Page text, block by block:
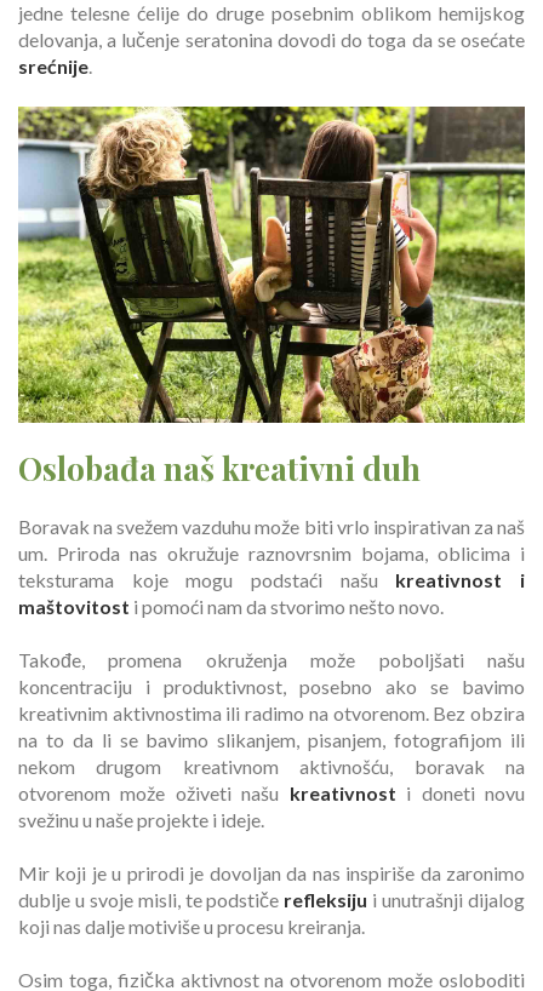
jedne telesne ćelije do druge posebnim oblikom hemijskog
delovanja, a lučenje seratonina dovodi do toga da se osećate
srećnije.
Oslobađa naš kreativni duh
Boravak na svežem vazduhu može biti vrlo inspirativan za naš
um. Priroda nas okružuje raznovrsnim bojama, oblicima i
teksturama koje mogu podstaći našu kreativnost i
maštovitost i pomoći nam da stvorimo nešto novo.
Takođe, promena okruženja može poboljšati našu
koncentraciju i produktivnost, posebno ako se bavimo
kreativnim aktivnostima ili radimo na otvorenom. Bez obzira
na to da li se bavimo slikanjem, pisanjem, fotografijom ili
nekom drugom kreativnom aktivnošću, boravak na
otvorenom može oživeti našu kreativnost i doneti novu
svežinu u naše projekte i ideje.
Mir koji je u prirodi je dovoljan da nas inspiriše da zaronimo
dublje u svoje misli, te podstiče refleksiju i unutrašnji dijalog
koji nas dalje motiviše u procesu kreiranja.
Osim toga, fizička aktivnost na otvorenom može osloboditi